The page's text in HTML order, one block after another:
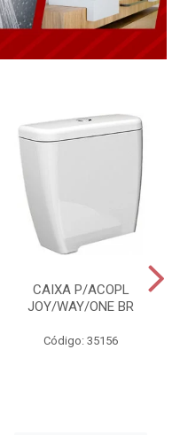
CAIXA P/ACOPL
JOY/WAY/ONE BR
Código: 35156